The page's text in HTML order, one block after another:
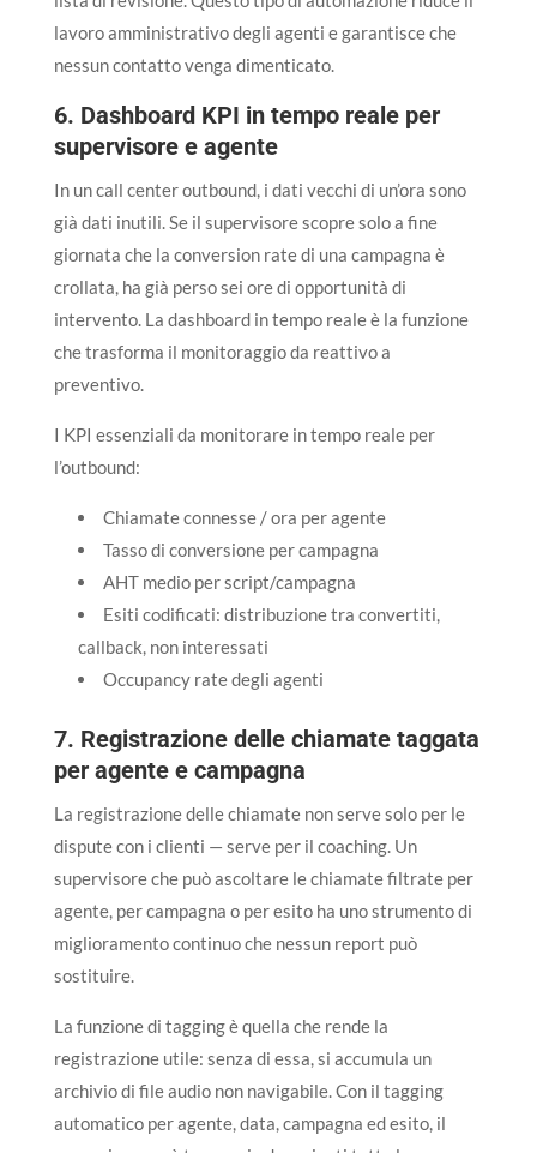
lavoro amministrativo degli agenti e garantisce che
nessun contatto venga dimenticato.
6. Dashboard KPI in tempo reale per
supervisore e agente
In un call center outbound, i dati vecchi di un’ora sono
già dati inutili. Se il supervisore scopre solo a fine
giornata che la conversion rate di una campagna è
crollata, ha già perso sei ore di opportunità di
intervento. La dashboard in tempo reale è la funzione
che trasforma il monitoraggio da reattivo a
preventivo.
I KPI essenziali da monitorare in tempo reale per
l’outbound:
Chiamate connesse / ora per agente
Tasso di conversione per campagna
AHT medio per script/campagna
Esiti codificati: distribuzione tra convertiti,
callback, non interessati
Occupancy rate degli agenti
7. Registrazione delle chiamate taggata
per agente e campagna
La registrazione delle chiamate non serve solo per le
dispute con i clienti — serve per il coaching. Un
supervisore che può ascoltare le chiamate filtrate per
agente, per campagna o per esito ha uno strumento di
miglioramento continuo che nessun report può
sostituire.
La funzione di tagging è quella che rende la
registrazione utile: senza di essa, si accumula un
archivio di file audio non navigabile. Con il tagging
automatico per agente, data, campagna ed esito, il